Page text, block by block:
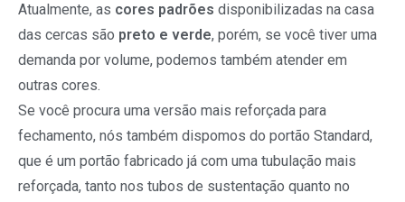
Atualmente, as cores padrões disponibilizadas na casa
das cercas são preto e verde, porém, se você tiver uma
demanda por volume, podemos também atender em
outras cores.
Se você procura uma versão mais reforçada para
fechamento, nós também dispomos do portão Standard,
que é um portão fabricado já com uma tubulação mais
reforçada, tanto nos tubos de sustentação quanto no